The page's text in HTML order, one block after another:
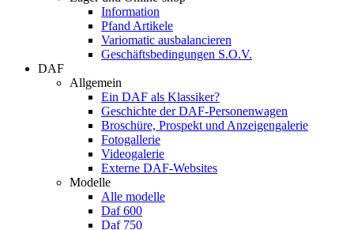
Information
Pfand Artikele
Variomatic ausbalancieren
Geschäftsbedingungen S.O.V.
DAF
Allgemein
Ein DAF als Klassiker?
Geschichte der DAF-Personenwagen
Broschüre, Prospekt und Anzeigengalerie
Fotogallerie
Videogalerie
Externe DAF-Websites
Modelle
Alle modelle
Daf 600
Daf 750